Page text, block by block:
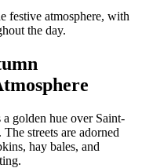
festive atmosphere, with
the day.
golden hue over Saint-
streets are adorned
hay bales, and